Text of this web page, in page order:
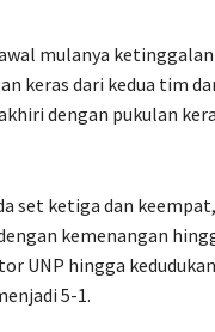
mulanya
keras dari kedua tim
dengan pukulan
set ketiga dan
kemenangan
UNP hingga
5-1.